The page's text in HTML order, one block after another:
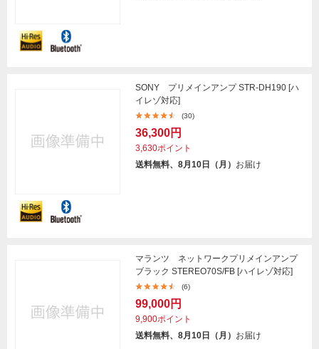
SONY プリメインアンプ STR-DH190 [ハ
イレゾ対応]
(30)
36,300円
3,630ポイント
送料無料、8月10日（月） お届け
マランツ ネットワークプリメインアンプ
ブラック STEREO70S/FB [ハイレゾ対応]
(6)
99,000円
9,900ポイント
送料無料、8月10日（月） お届け